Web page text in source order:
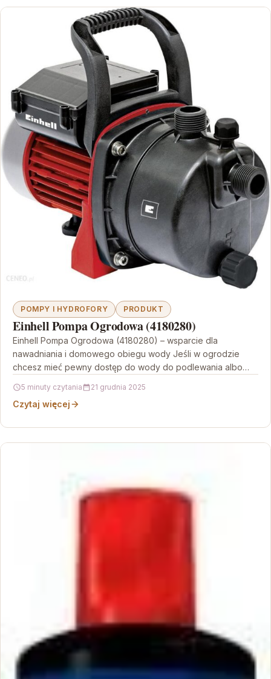
POMPY I HYDROFORY PRODUKT
Einhell Pompa Ogrodowa (4180280)
Einhell Pompa Ogrodowa (4180280) – wsparcie dla
nawadniania i domowego obiegu wody Jeśli w ogrodzie
chcesz mieć pewny dostęp do wody do podlewania albo…
5 minuty czytania 21 grudnia 2025
Czytaj więcej